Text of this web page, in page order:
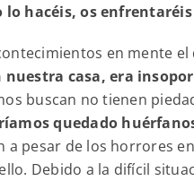
hacéis, os
en mente
casa, era
buscan no tienen
quedado
pesar de los horrores
Debido a la difícil